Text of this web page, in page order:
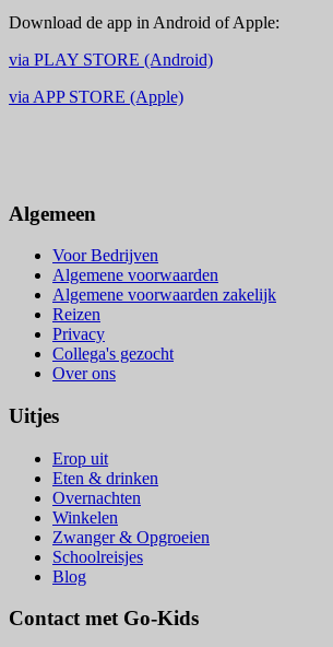
Download de app in Android of Apple:
via PLAY STORE (Android)
via APP STORE (Apple)
Algemeen
Voor Bedrijven
Algemene voorwaarden
Algemene voorwaarden zakelijk
Reizen
Privacy
Collega's gezocht
Over ons
Uitjes
Erop uit
Eten & drinken
Overnachten
Winkelen
Zwanger & Opgroeien
Schoolreisjes
Blog
Contact met Go-Kids